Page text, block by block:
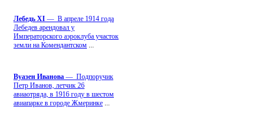
Лебедь ХI — В апреле 1914 года
Лебедев арендовал у
Императорского аэроклуба участок
земли на Комендантском
Вуазен Иванова — Подпоручик
Петр Иванов, летчик 26
авиаотряда, в 1916 году в шестом
авиапарке в городе Жмеринке